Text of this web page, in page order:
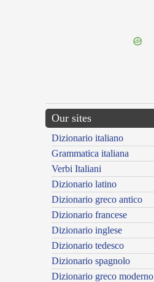
Our sites
Dizionario italiano
Grammatica italiana
Verbi Italiani
Dizionario latino
Dizionario greco antico
Dizionario francese
Dizionario inglese
Dizionario tedesco
Dizionario spagnolo
Dizionario greco moderno